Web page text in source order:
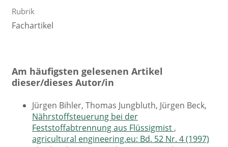
Rubrik
Fachartikel
Am häufigsten gelesenen Artikel
dieser/dieses Autor/in
Jürgen Bihler, Thomas Jungbluth, Jürgen Beck,
Nährstoffsteuerung bei der
Feststoffabtrennung aus Flüssigmist ,
agricultural engineering.eu: Bd. 52 Nr. 4 (1997)